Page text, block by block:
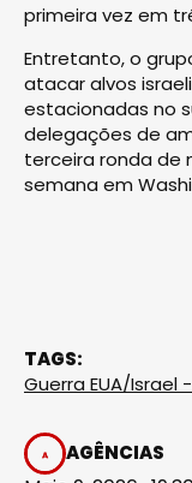
primeira vez em
Entretanto, o
atacar alvos
estacionadas no
delegações de
terceira ronda de
semana em
TAGS:
Guerra EUA/Israel
AGÊNCIAS